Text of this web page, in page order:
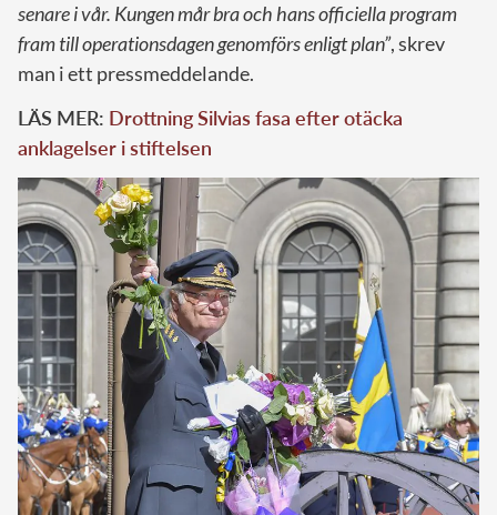
senare i vår. Kungen mår bra och hans officiella program
fram till operationsdagen genomförs enligt plan”,skrev
man i ett pressmeddelande.
LÄS MER: Drottning Silvias fasa efter otäcka
anklagelser i stiftelsen